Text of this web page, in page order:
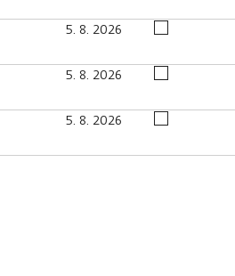
5. 8. 2026
5. 8. 2026
5. 8. 2026